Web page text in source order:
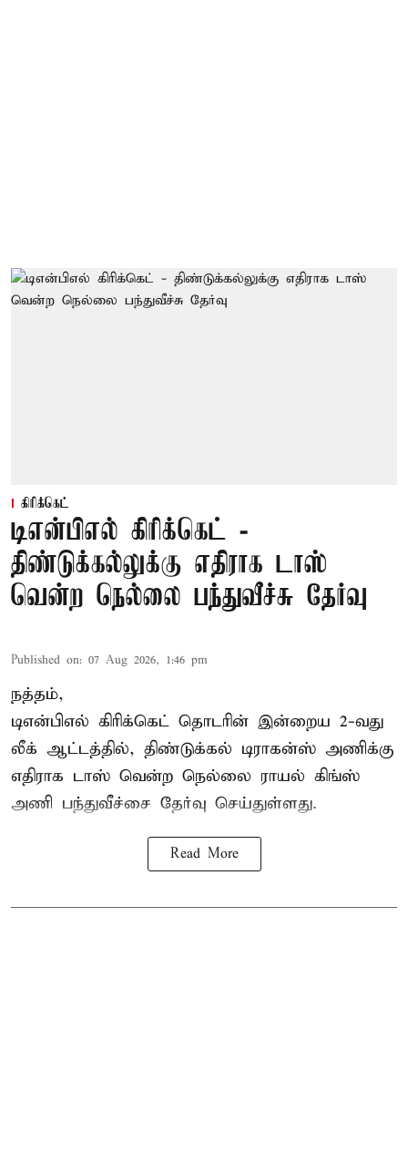
கிரிக்கெட்
டிஎன்பிஎல் கிரிக்கெட் -
திண்டுக்கல்லுக்கு எதிராக டாஸ்
வென்ற நெல்லை பந்துவீச்சு தேர்வு
Published on: 07 Aug 2026, 1:46 pm
நத்தம்,
டிஎன்பிஎல் கிரிக்கெட் தொடரின் இன்றைய 2-வது
லீக் ஆட்டத்தில், திண்டுக்கல் டிராகன்ஸ் அணிக்கு
எதிராக டாஸ் வென்ற நெல்லை ராயல் கிங்ஸ்
அணி பந்துவீச்சை தேர்வு செய்துள்ளது.
Read More